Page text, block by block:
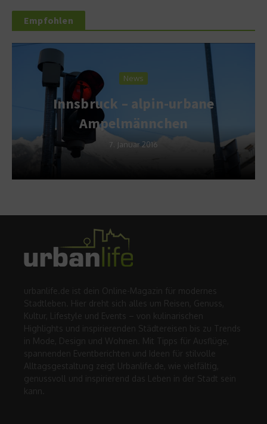
Empfohlen
News
Innsbruck – alpin-urbane
Ampelmännchen
7. Januar 2016
urbanlife.de ist dein Online-Magazin für modernes
Stadtleben. Hier dreht sich alles um Reisen, Genuss,
Kultur, Lifestyle und Events – von kulinarischen
Highlights und inspirierenden Städtereisen bis zu Trends
in Mode, Design und Wohnen. Mit Tipps für Ausflüge,
spannenden Eventberichten und Ideen für stilvolle
Alltagsgestaltung zeigt Urbanlife.de, wie vielfältig,
genussvoll und inspirierend das Leben in der Stadt sein
kann.